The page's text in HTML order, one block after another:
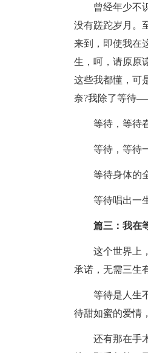
曾经年少不
没有蹉跎岁月。
来到，即使我在
生，呵，请原原
这些我都懂，可
奈?我除了等待
等待，等待
等待，等待
等待身体的
等待唱出一
篇三：我在
这个世界上
承诺，无需三生
等待是人生
待甜如蜜的爱情
还有那在手